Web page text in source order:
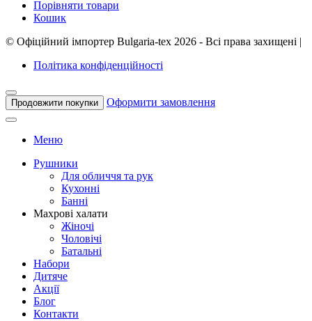
Порівняти товари
Кошик
© Офіційний імпортер Bulgaria-tex 2026 - Всі права захищені |
Політика конфіденційності
Продовжити покупки Оформити замовлення
Меню
Рушники
Для обличчя та рук
Кухонні
Банні
Махрові халати
Жіночі
Чоловічі
Батальні
Набори
Дитяче
Акції
Блог
Контакти